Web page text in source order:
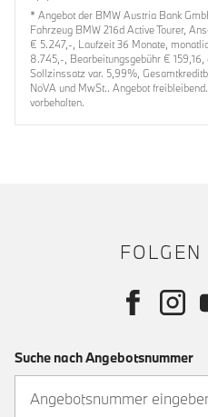
* Angebot der BMW Austria Bank
Fahrzeug BMW 216d Active Tourer,
€ 5.247,-, Laufzeit 36 Monate,
8.745,-, Bearbeitungsgebühr €
Sollzinssatz var. 5,99%,
NoVA und MwSt.. Angebot
vorbehalten.
FOLGEN
Suche nach Angebotsnummer